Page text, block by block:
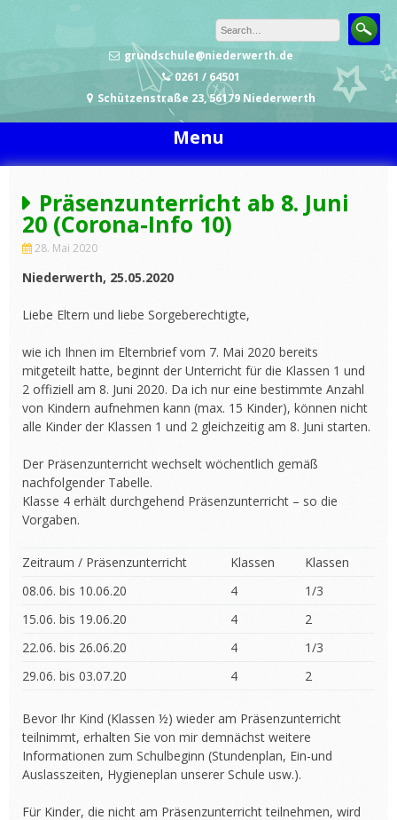
grundschule@niederwerth.de
0261 / 64501
Schützenstraße 23, 56179 Niederwerth
Menu
Präsenzunterricht ab 8. Juni
20 (Corona-Info 10)
28. Mai 2020
Niederwerth, 25.05.2020
Liebe Eltern und liebe Sorgeberechtigte,
wie ich Ihnen im Elternbrief vom 7. Mai 2020 bereits
mitgeteilt hatte, beginnt der Unterricht für die Klassen 1 und
2 offiziell am 8. Juni 2020. Da ich nur eine bestimmte Anzahl
von Kindern aufnehmen kann (max. 15 Kinder), können nicht
alle Kinder der Klassen 1 und 2 gleichzeitig am 8. Juni starten.
Der Präsenzunterricht wechselt wöchentlich gemäß
nachfolgender Tabelle.
Klasse 4 erhält durchgehend Präsenzunterricht – so die
Vorgaben.
Zeitraum / Präsenzunterricht Klassen
Klassen
08.06. bis 10.06.20
4
1/3
15.06. bis 19.06.20
4
2
22.06. bis 26.06.20
4
1/3
29.06. bis 03.07.20
4 2
Bevor Ihr Kind (Klassen ½) wieder am Präsenzunterricht
teilnimmt, erhalten Sie von mir demnächst weitere
Informationen zum Schulbeginn (Stundenplan, Ein-und
Auslasszeiten, Hygieneplan unserer Schule usw.).
Für Kinder, die nicht am Präsenzunterricht teilnehmen, wird